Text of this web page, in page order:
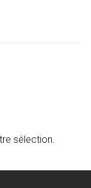
sélection.